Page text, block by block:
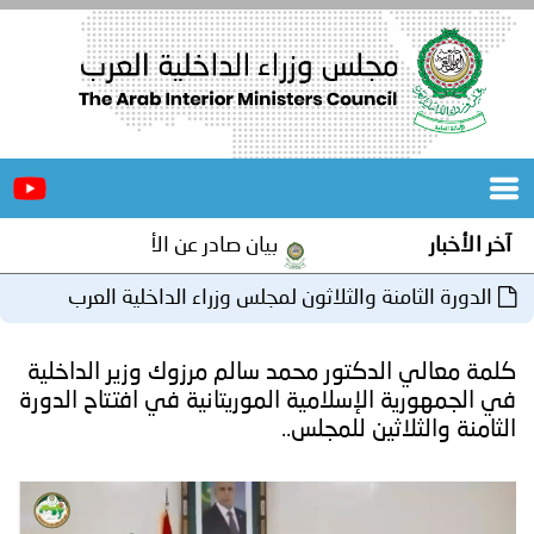
الرئيسية
المجلس
مؤتمرات
و
جهود
بيان صادر عن الأمانة العامة لمجلس وزراء الداخلية
والثلاثون لمجلس وزراء الداخلية العرب
محمد سالم مرزوك وزير الداخلية
الموريتانية في افتتاح الدورة
للمجلس..